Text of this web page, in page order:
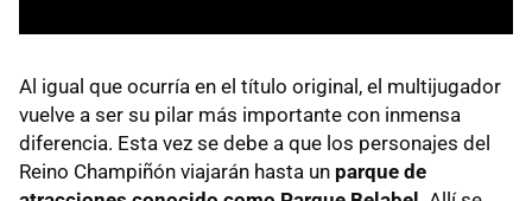
Al igual que ocurría en el título original, el multijugador
vuelve a ser su pilar más importante con inmensa
diferencia. Esta vez se debe a que los personajes del
Reino Champiñón viajarán hasta un parque de